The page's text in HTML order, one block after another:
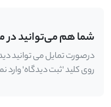
شما هم می‌توانید در
درصورت تمایل می توانید
روی کلید 'ثبت دیدگاه' وارد